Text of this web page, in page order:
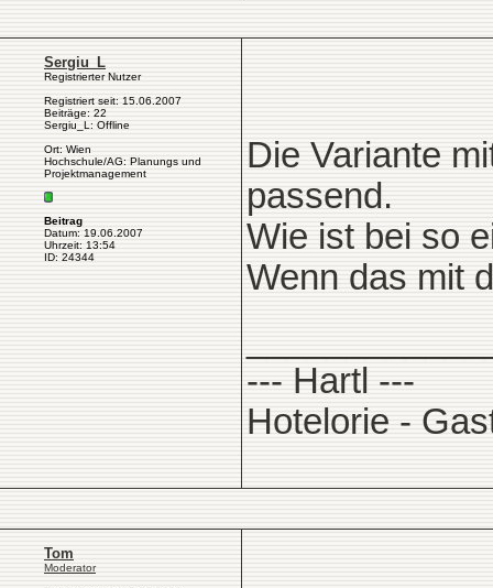
Sergiu_L
Registrierter Nutzer
Registriert seit: 15.06.2007
Beiträge: 22
Sergiu_L: Offline
Ort: Wien
Hochschule/AG: Planungs und
Projektmanagement
Beitrag
Datum: 19.06.2007
Uhrzeit: 13:54
ID: 24344
Die Variante
passend.
Wie ist bei so
Wenn das mit
--- Hartl ---
Hotelorie -
Tom
Moderator